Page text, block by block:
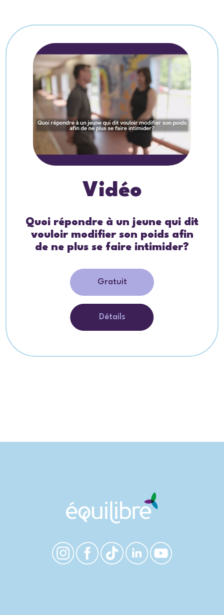
Vidéo
Quoi répondre à un jeune qui dit
vouloir modifier son poids afin
de ne plus se faire intimider?
Gratuit
Détails